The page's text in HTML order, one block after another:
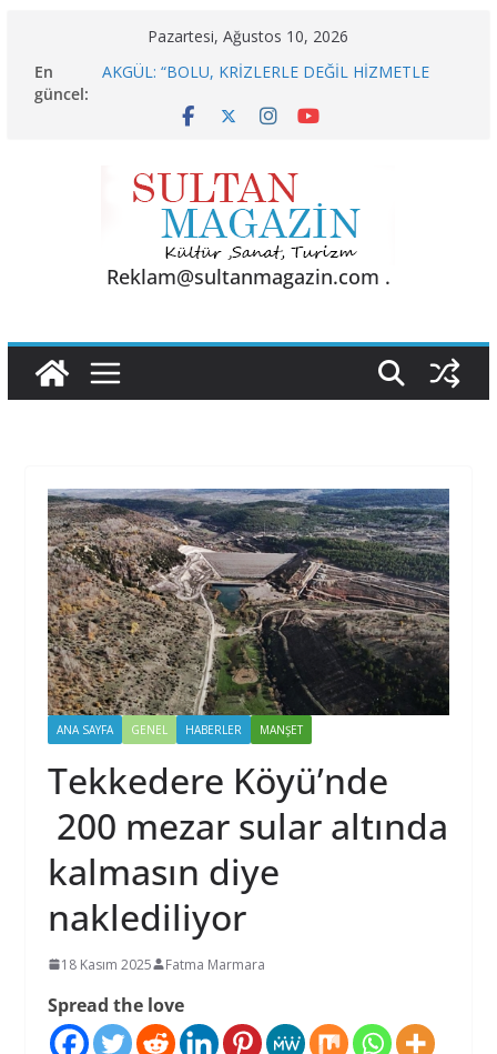
content
Pazartesi, Ağustos 10, 2026
En
güncel:
AKGÜL: “BOLU, KRİZLERLE DEĞİL HİZMETLE
Akgül: “Borcu Olmayan Esnaf Neden Krediye
Sporun Gücü, Gastronominin Lezzeti ve Sağlığın
Başkenti
Reklam@sultanmagazin.com .
ANA SAYFA GENEL HABERLER MANŞET
Tekkedere Köyü’nde
200 mezar sular altında
kalmasın diye
naklediliyor
18 Kasım 2025 Fatma Marmara
Spread the love